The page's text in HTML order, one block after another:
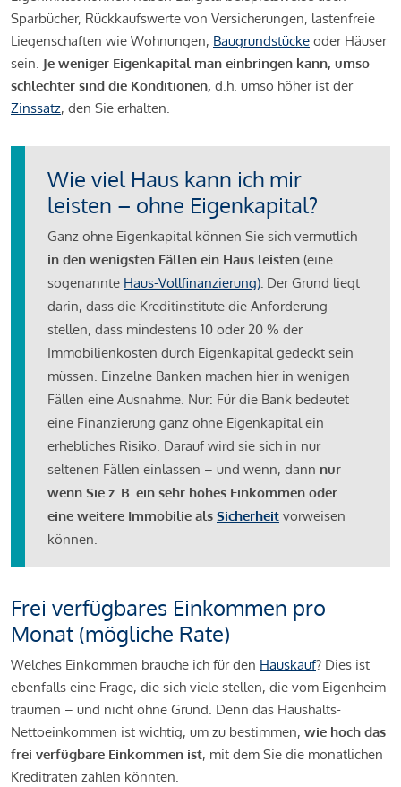
Sparbücher, Rückkaufswerte von Versicherungen, lastenfreie
Liegenschaften wie Wohnungen, Baugrundstücke oder Häuser
sein. Je weniger Eigenkapital man einbringen kann, umso
schlechter sind die Konditionen, d.h. umso höher ist der
Zinssatz, den Sie erhalten.
Wie viel Haus kann ich mir
leisten – ohne Eigenkapital?
Ganz ohne Eigenkapital können Sie sich vermutlich
in den wenigsten Fällen ein Haus leisten (eine
sogenannte Haus-Vollfinanzierung). Der Grund liegt
darin, dass die Kreditinstitute die Anforderung
stellen, dass mindestens 10 oder 20 % der
Immobilienkosten durch Eigenkapital gedeckt sein
müssen. Einzelne Banken machen hier in wenigen
Fällen eine Ausnahme. Nur: Für die Bank bedeutet
eine Finanzierung ganz ohne Eigenkapital ein
erhebliches Risiko. Darauf wird sie sich in nur
seltenen Fällen einlassen – und wenn, dann nur
wenn Sie z. B. ein sehr hohes Einkommen oder
eine weitere Immobilie als Sicherheit vorweisen
können.
Frei verfügbares Einkommen pro
Monat (mögliche Rate)
Welches Einkommen brauche ich für den Hauskauf? Dies ist
ebenfalls eine Frage, die sich viele stellen, die vom Eigenheim
träumen – und nicht ohne Grund. Denn das Haushalts-
Nettoeinkommen ist wichtig, um zu bestimmen, wie hoch das
frei verfügbare Einkommen ist, mit dem Sie die monatlichen
Kreditraten zahlen könnten.